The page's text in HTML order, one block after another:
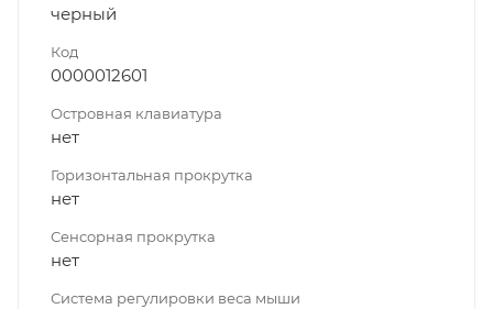
черный
Код
0000012601
Островная клавиатура
нет
Горизонтальная прокрутка
нет
Сенсорная прокрутка
нет
Система регулировки веса мыши